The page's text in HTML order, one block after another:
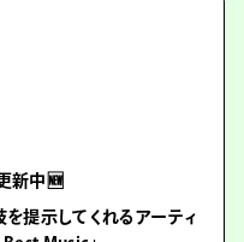
新中🆕
提示してくれるアーティ